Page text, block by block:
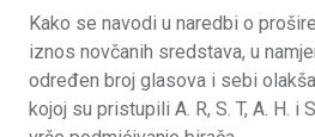
Kako se navodi u naredbi o
iznos novčanih sredstava, u
određen broj glasova i sebi
kojoj su pristupili A. R, S. T, A. H.